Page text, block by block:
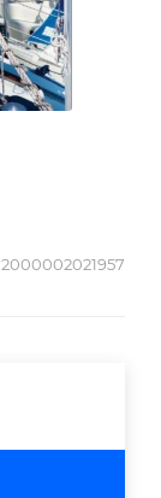
2000002021957